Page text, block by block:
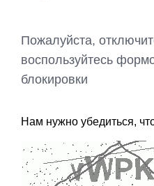
Пожалуйста,
воспользуйтесь
блокировки
Нам нужно убедиться,